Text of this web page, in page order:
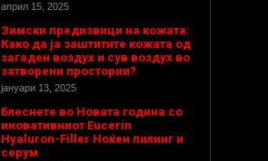
април 15, 2025
Зимски предизвици на кожата:
Како да ја заштитите кожата од
загаден воздух и сув воздух во
затворени простории?
јануари 13, 2025
Блеснете во Новата година со
иновативниот Eucerin
Hyaluron-Filler Ноќен пилинг и
серум